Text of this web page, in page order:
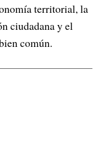
territorial, la
ciudadana y el
común.